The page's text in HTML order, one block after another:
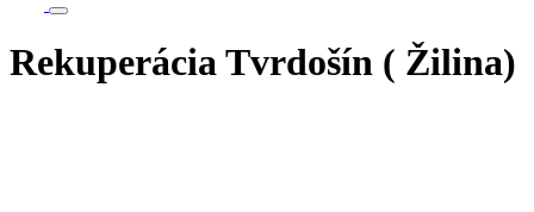
Rekuperácia Tvrdošín ( Žilina)